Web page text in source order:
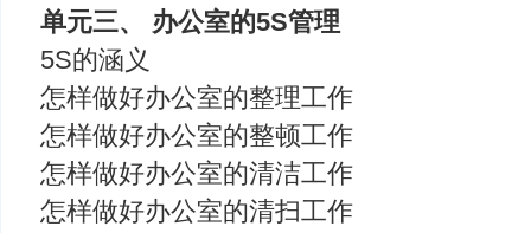
单元三、 办公室的5S管理
5S的涵义
怎样做好办公室的整理工作
怎样做好办公室的整顿工作
怎样做好办公室的清洁工作
怎样做好办公室的清扫工作